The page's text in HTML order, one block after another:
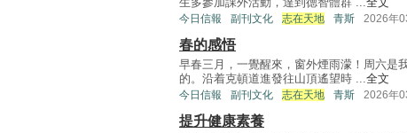
今日信報 副刊文化 志在天地 青斯 2026年
春的感悟
早春三月，一覺醒來，窗外煙雨濛！周六是
的。沿着克頓道進發往山頂遙望時 ...全文
今日信報 副刊文化 志在天地 青斯 2026年
提升健康素養